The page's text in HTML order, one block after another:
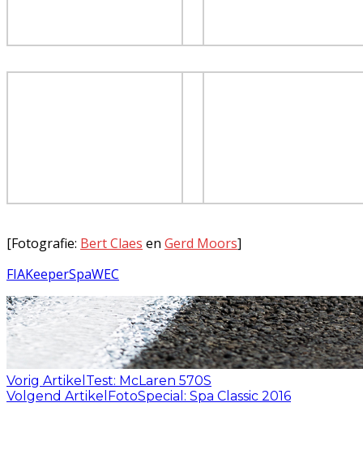
[Fotografie: Bert Claes en Gerd Moors]
FIAKeeperSpaWEC
Vorig Artikel Test: McLaren 570S
Volgend Artikel FotoSpecial: Spa Classic 2016